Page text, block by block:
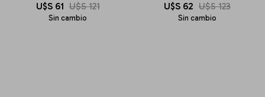
U$S 61 U$S 121
Sin cambio
U$S 62 U$S 123
Sin cambio